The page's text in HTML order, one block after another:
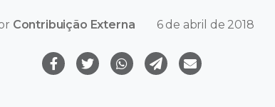
Contribuição Externa 6 de abril de 2018